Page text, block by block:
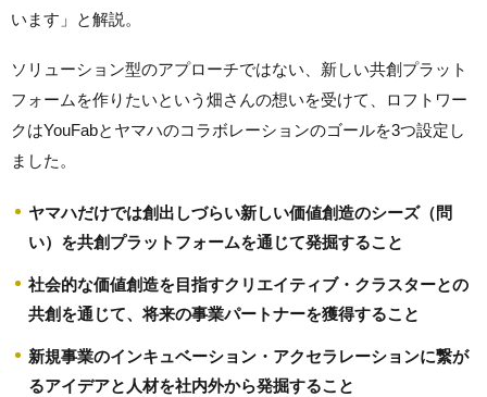
います」と解説。
ソリューション型のアプローチではない、新しい共創プラット
フォームを作りたいという畑さんの想いを受けて、ロフトワー
クはYouFabとヤマハのコラボレーションのゴールを3つ設定し
ました。
ヤマハだけでは創出しづらい新しい価値創造のシーズ（問
い）を共創プラットフォームを通じて発掘すること
社会的な価値創造を目指すクリエイティブ・クラスターとの
共創を通じて、将来の事業パートナーを獲得すること
新規事業のインキュベーション・アクセラレーションに繋が
るアイデアと人材を社内外から発掘すること